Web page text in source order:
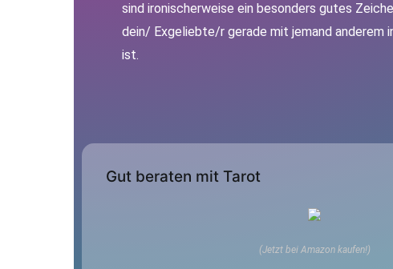
sind ironischerweise ein besonders gutes
dein/ Exgeliebte/r gerade mit jemand anderem
ist.
Gut beraten mit Tarot
(Jetzt bei Amazon kaufen!)